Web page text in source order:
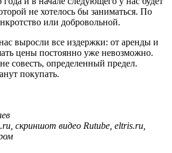
не хотелось бы заниматься. По
или добровольной.
выросли все издержки: от аренды и
цены постоянно уже невозможно.
совесть, определенный предел.
покупать.
скриншот видео Rutube, eltris.ru,